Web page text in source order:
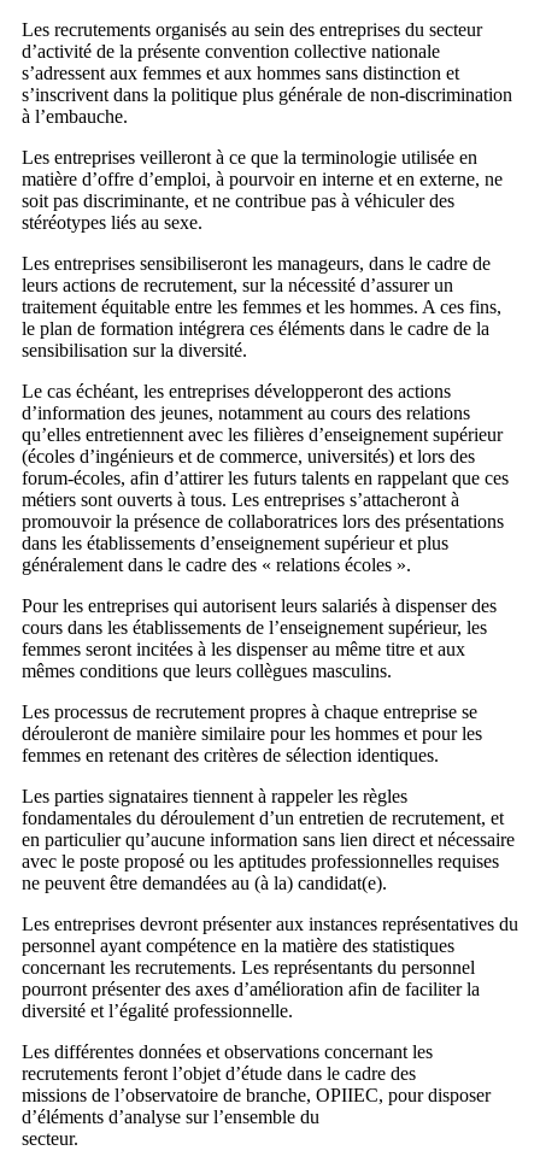
Les recrutements organisés au sein des entreprises du secteur
d’activité de la présente convention collective nationale
s’adressent aux femmes et aux hommes sans distinction et
s’inscrivent dans la politique plus générale de non-discrimination
à l’embauche.
Les entreprises veilleront à ce que la terminologie utilisée en
matière d’offre d’emploi, à pourvoir en interne et en externe, ne
soit pas discriminante, et ne contribue pas à véhiculer des
stéréotypes liés au sexe.
Les entreprises sensibiliseront les manageurs, dans le cadre de
leurs actions de recrutement, sur la nécessité d’assurer un
traitement équitable entre les femmes et les hommes. A ces fins,
le plan de formation intégrera ces éléments dans le cadre de la
sensibilisation sur la diversité.
Le cas échéant, les entreprises développeront des actions
d’information des jeunes, notamment au cours des relations
qu’elles entretiennent avec les filières d’enseignement supérieur
(écoles d’ingénieurs et de commerce, universités) et lors des
forum-écoles, afin d’attirer les futurs talents en rappelant que ces
métiers sont ouverts à tous. Les entreprises s’attacheront à
promouvoir la présence de collaboratrices lors des présentations
dans les établissements d’enseignement supérieur et plus
généralement dans le cadre des « relations écoles ».
Pour les entreprises qui autorisent leurs salariés à dispenser des
cours dans les établissements de l’enseignement supérieur, les
femmes seront incitées à les dispenser au même titre et aux
mêmes conditions que leurs collègues masculins.
Les processus de recrutement propres à chaque entreprise se
dérouleront de manière similaire pour les hommes et pour les
femmes en retenant des critères de sélection identiques.
Les parties signataires tiennent à rappeler les règles
fondamentales du déroulement d’un entretien de recrutement, et
en particulier qu’aucune information sans lien direct et nécessaire
avec le poste proposé ou les aptitudes professionnelles requises
ne peuvent être demandées au (à la) candidat(e).
Les entreprises devront présenter aux instances représentatives du
personnel ayant compétence en la matière des statistiques
concernant les recrutements. Les représentants du personnel
pourront présenter des axes d’amélioration afin de faciliter la
diversité et l’égalité professionnelle.
Les différentes données et observations concernant les
recrutements feront l’objet d’étude dans le cadre des
missions de l’observatoire de branche, OPIIEC, pour disposer
d’éléments d’analyse sur l’ensemble du
secteur.